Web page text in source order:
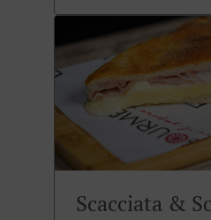
Scacciata &